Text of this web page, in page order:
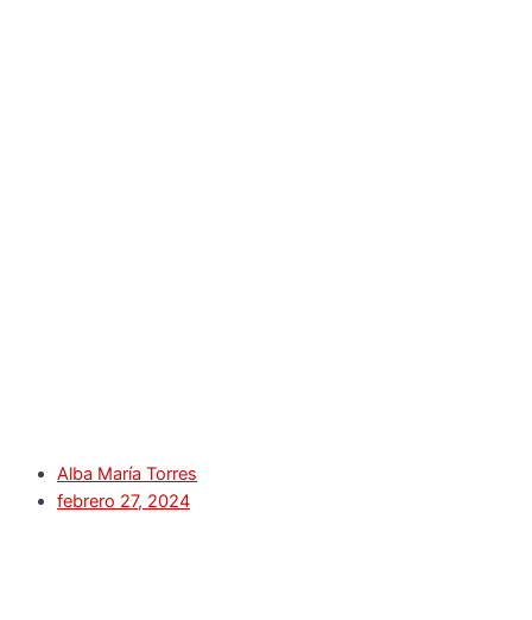
Alba María Torres
febrero 27, 2024